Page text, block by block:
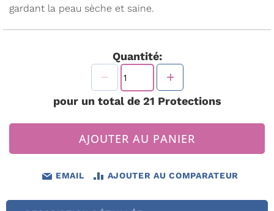
gardant la peau sèche et saine.
Quantité:
pour un total de 21 Protections
AJOUTER AU PANIER
EMAIL AJOUTER AU COMPARATEUR